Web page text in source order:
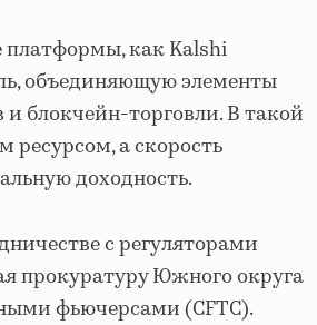
как Kalshi
объединяющую элементы
блокчейн-торговли. В такой
а скорость
доходность.
с регуляторами
прокуратуру Южного округа
фьючерсами (CFTC).